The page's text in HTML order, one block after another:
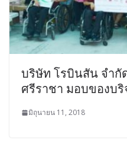
บริษัท โรบินสัน จำกั
ศรีราชา มอบของบริ
มิถุนายน 11, 2018